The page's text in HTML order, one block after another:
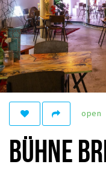
Student routes
New in town? Check
LIVING IN BREDA
Registering
Health insurance
General practitioner
Q&A
open
BÜHNE